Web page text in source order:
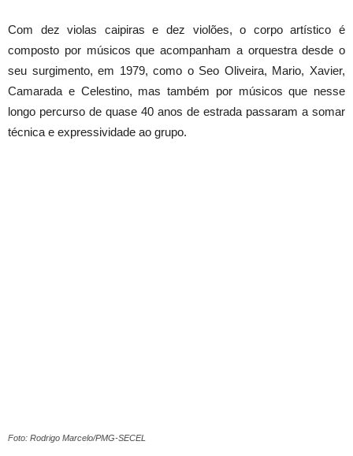
Com dez violas caipiras e dez violões, o corpo artístico é
composto por músicos que acompanham a orquestra desde o
seu surgimento, em 1979, como o Seo Oliveira, Mario, Xavier,
Camarada e Celestino, mas também por músicos que nesse
longo percurso de quase 40 anos de estrada passaram a somar
técnica e expressividade ao grupo.
Foto: Rodrigo Marcelo/PMG-SECEL